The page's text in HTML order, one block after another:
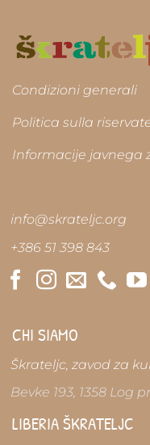
Condizioni generali
Politica sulla
Informacije javnega
info@skrateljc.org
+386 51 398 843
CHI SIAMO
Škrateljc, zavod za
Bevke 193, 1358 Log
LIBERIA ŠKRATELJC